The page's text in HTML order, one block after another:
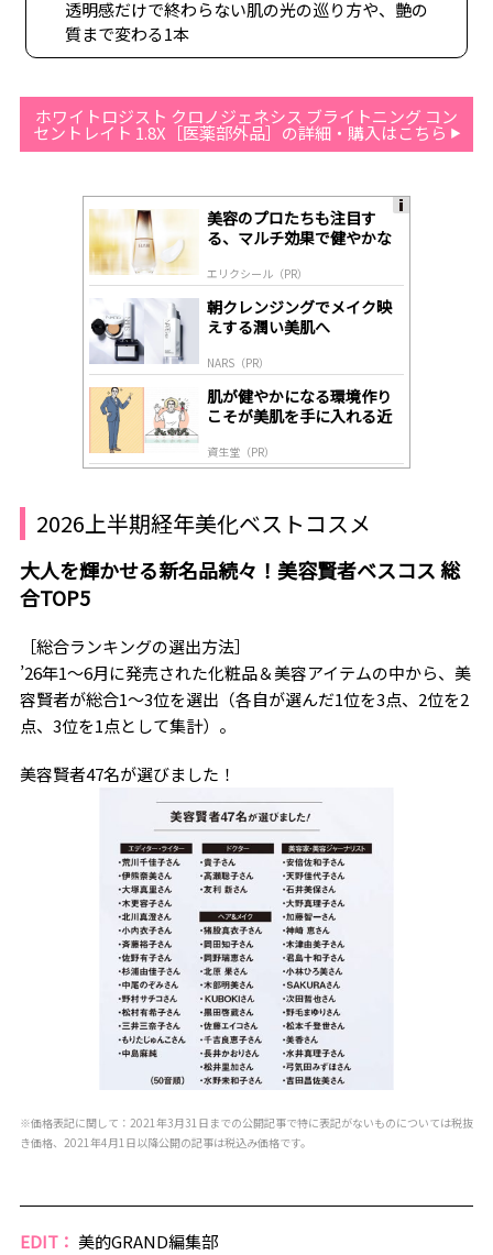
透明感だけで終わらない肌の光の巡り方や、艶の
質まで変わる1本
ホワイトロジスト クロノジェネシス ブライトニング コン
セントレイト 1.8X［医薬部外品］の詳細・購入はこちら
美容のプロたちも注目す
る、マルチ効果で健やかな
エリクシール（PR）
朝クレンジングでメイク映
えする潤い美肌へ
NARS（PR）
肌が健やかになる環境作り
こそが美肌を手に入れる近
資生堂（PR）
2026上半期経年美化ベストコスメ
大人を輝かせる新名品続々！美容賢者ベスコス 総
合TOP5
［総合ランキングの選出方法］
’26年1～6月に発売された化粧品＆美容アイテムの中から、美
容賢者が総合1～3位を選出（各自が選んだ1位を3点、2位を2
点、3位を1点として集計）。
美容賢者47名が選びました！
※価格表記に関して：2021年3月31日までの公開記事で特に表記がないものについては税抜
き価格、2021年4月1日以降公開の記事は税込み価格です。
EDIT： 美的GRAND編集部